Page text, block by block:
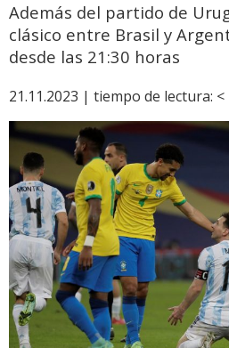
Además del partido de
clásico entre Brasil y
desde las 21:30 horas
21.11.2023 | tiempo de lectura: <